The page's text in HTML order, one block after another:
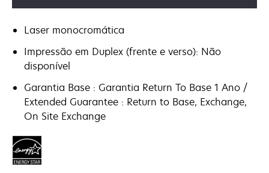
Laser monocromática
Impressão em Duplex (frente e verso): Não
disponível
Garantia Base : Garantia Return To Base 1 Ano /
Extended Guarantee : Return to Base, Exchange,
On Site Exchange